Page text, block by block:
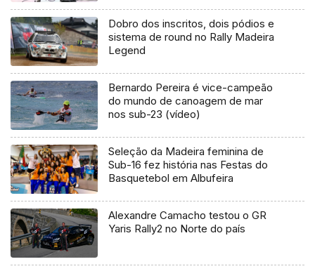
Dobro dos inscritos, dois pódios e
sistema de round no Rally Madeira
Legend
Bernardo Pereira é vice-campeão
do mundo de canoagem de mar
nos sub-23 (vídeo)
Seleção da Madeira feminina de
Sub-16 fez história nas Festas do
Basquetebol em Albufeira
Alexandre Camacho testou o GR
Yaris Rally2 no Norte do país